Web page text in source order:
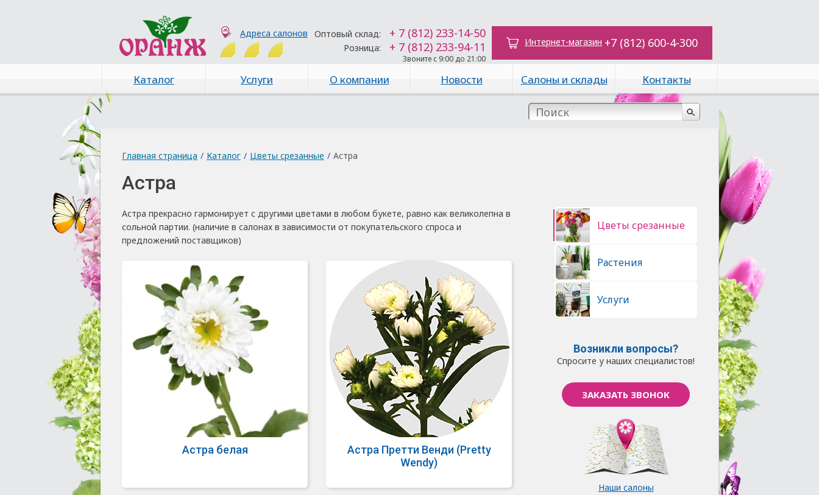
Адреса салонов Оптовый склад: + 7 (812) 233-14-50
Розница: + 7 (812) 233-94-11
Звоните с 9:00 до 21:00
Интернет-магазин +7 (812) 600-4-300
Каталог Услуги О компании Новости Салоны и склады Контакты
Главная страница / Каталог / Цветы срезанные / Астра
Астра
Астра прекрасно гармонирует с другими цветами в любом букете, равно как великолепна в
сольной партии. (наличие в салонах в зависимости от покупательского спроса и
предложений поставщиков)
Астра белая
Астра Претти Венди (Pretty
Wendy)
Цветы срезанные
Растения
Услуги
Возникли вопросы?
Спросите у наших специалистов!
ЗАКАЗАТЬ ЗВОНОК
Наши салоны